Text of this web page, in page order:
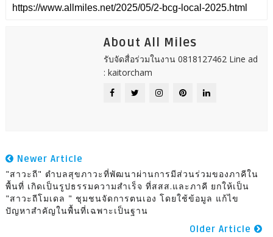
About All Miles
รับจัดสื่อร่วมในงาน 0818127462 Line ad
: kaitorcham
Newer Article
"สาวะถี" ตำบลสุขภาวะที่พัฒนาผ่านการมีส่วนร่วมของภาคีใน
พื้นที่ เกิดเป็นรูปธรรมความสำเร็จ ที่สสส.และภาคี ยกให้เป็น
"สาวะถีโมเดล " ชุมชนจัดการตนเอง โดยใช้ข้อมูล แก้ไข
ปัญหาสำคัญในพื้นที่เฉพาะเป็นฐาน
Older Article